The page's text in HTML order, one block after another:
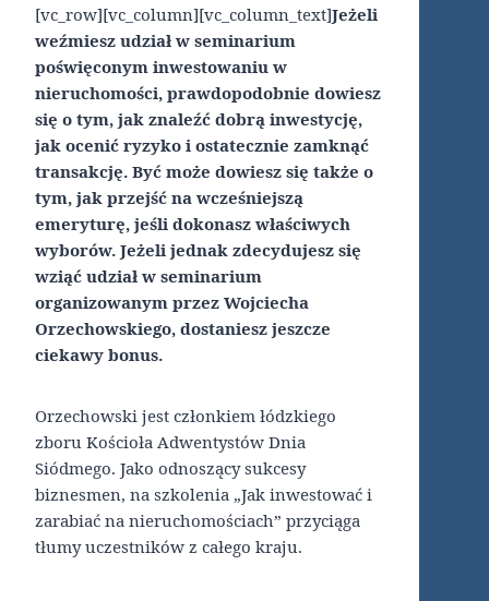
[vc_row][vc_column][vc_column_text]Jeżeli
weźmiesz udział w seminarium
poświęconym inwestowaniu w
nieruchomości, prawdopodobnie dowiesz
się o tym, jak znaleźć dobrą inwestycję,
jak ocenić ryzyko i ostatecznie zamknąć
transakcję. Być może dowiesz się także o
tym, jak przejść na wcześniejszą
emeryturę, jeśli dokonasz właściwych
wyborów. Jeżeli jednak zdecydujesz się
wziąć udział w seminarium
organizowanym przez Wojciecha
Orzechowskiego, dostaniesz jeszcze
ciekawy bonus.
Orzechowski jest członkiem łódzkiego
zboru Kościoła Adwentystów Dnia
Siódmego. Jako odnoszący sukcesy
biznesmen, na szkolenia „Jak inwestować i
zarabiać na nieruchomościach” przyciąga
tłumy uczestników z całego kraju.